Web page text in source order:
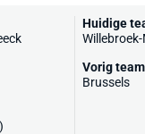
Huidige
Vorig
Brussels